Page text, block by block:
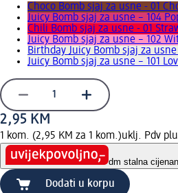
Choco Bomb sjaj za usne - 01
Juicy Bomb sjaj za usne – 104
Chili Bomb sjaj za usne - 01
Juicy Bomb sjaj za usne – 102
Birthday Juicy Bomb sjaj za usne
Juicy Bomb sjaj za usne – 101
2,95 KM
1 kom. (2,95 KM za 1 kom.)uklj. Pdv
dm stalna cijena
Dodati u korpu